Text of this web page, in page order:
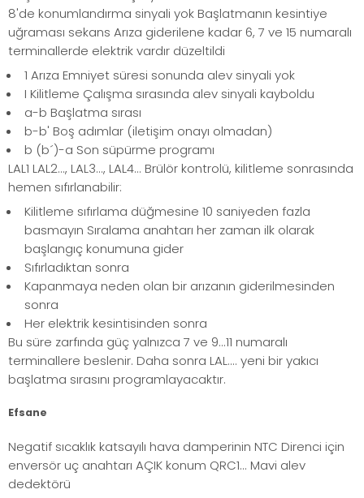
8'de konumlandırma sinyali yok Başlatmanın kesintiye
uğraması sekans Arıza giderilene kadar 6, 7 ve 15 numaralı
terminallerde elektrik vardır düzeltildi
1 Arıza Emniyet süresi sonunda alev sinyali yok
I Kilitleme Çalışma sırasında alev sinyali kayboldu
a-b Başlatma sırası
b-b' Boş adımlar (iletişim onayı olmadan)
b (b´)-a Son süpürme programı
LAL1 LAL2..., LAL3..., LAL4... Brülör kontrolü, kilitleme sonrasında
hemen sıfırlanabilir:
Kilitleme sıfırlama düğmesine 10 saniyeden fazla
basmayın Sıralama anahtarı her zaman ilk olarak
başlangıç konumuna gider
Sıfırladıktan sonra
Kapanmaya neden olan bir arızanın giderilmesinden
sonra
Her elektrik kesintisinden sonra
Bu süre zarfında güç yalnızca 7 ve 9...11 numaralı
terminallere beslenir. Daha sonra LAL.... yeni bir yakıcı
başlatma sırasını programlayacaktır.
Efsane
Negatif sıcaklık katsayılı hava damperinin NTC Direnci için
enversör uç anahtarı AÇIK konum QRC1... Mavi alev
dedektörü